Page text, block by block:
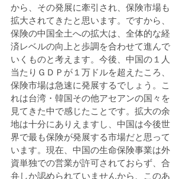
から、その発展に牽引され、保険市場も
拡大されてきたと思います。ですから、
保険の中国全土への拡大は、全体的な経
済レベルの向上と歩調を合わせて進んで
いくものと考えます。今後、中国の１人
当たりＧＤＰが１万ドルを超えたころ、
保険市場は急速に発展するでしょう。こ
れは台湾・韓国その他アセアンの国々を
見てきた中で感じたことです。拡大の余
地は十分にありえますし、中国は今後世
界で最も保険が発展する市場だと思って
います。現在、中国の生命保険事業は外
資単独での営業が許可されておらず、合
弁しか認められていませんから、このあ